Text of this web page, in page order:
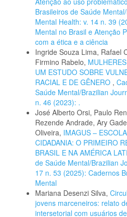
Brasileiros de Saúde
Mental Health: v. 14 n. 39
Mental no Brasil e Atenção
com a ética e a ciência
Ingride Souza Lima, Rafael
Firmino Rabelo,
UM ESTUDO SOBRE
RACIAL E DE GÊNERO ,
Saúde Mental/Brazilian
n. 46 (2023): .
José Alberto Orsi, Paulo
Rezende Andrade, Ary
Oliveira, IMAGUS –
CIDADANIA: O PRIMEIRO
BRASIL E NA AMÉRICA
de Saúde Mental/Brazilian
17 n. 53 (2025): Cadernos
Mental
Mariana Desenzi Silva,
jovens marceneiros: relato
intersetorial com usuários